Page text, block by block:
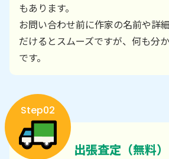
もあります。
お問い合わせ前に作家の名前や詳
だけるとスムーズですが、何も分
です。
Step02
出張査定（無料）